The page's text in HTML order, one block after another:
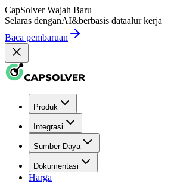
CapSolver Wajah Baru
Selaras denganAI&berbasis dataalur kerja
Baca pembaruan
Produk
Integrasi
Sumber Daya
Dokumentasi
Harga